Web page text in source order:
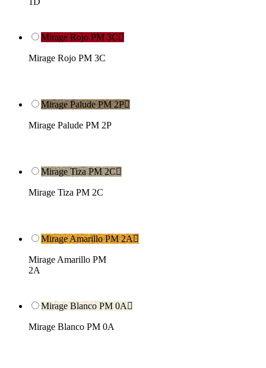
Mirage Rojo PM 3C
Mirage Rojo PM 3C
Mirage Palude PM 2P
Mirage Palude PM 2P
Mirage Tiza PM 2C
Mirage Tiza PM 2C
Mirage Amarillo PM 2A
Mirage Amarillo PM
2A
Mirage Blanco PM 0A 
Mirage Blanco PM 0A